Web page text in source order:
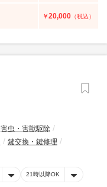
￥20,000 （税込）
害虫・害獣駆除
鍵交換・鍵修理
21時以降OK